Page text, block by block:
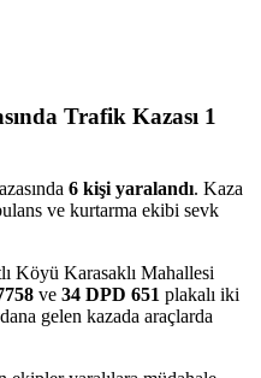
Trafik Kazası 1
6 kişi yaralandı. Kaza
ve kurtarma ekibi sevk
Köyü Karasaklı Mahallesi
ve 34 DPD 651 plakalı iki
gelen kazada araçlarda